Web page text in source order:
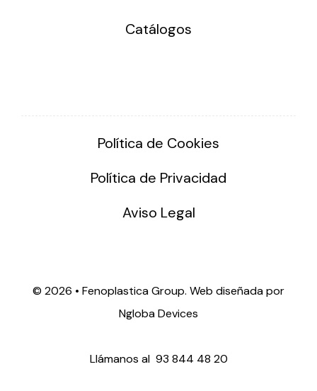
Catálogos
Política de Cookies
Política de Privacidad
Aviso Legal
© 2026 • Fenoplastica Group. Web diseñada por
Ngloba Devices
Llámanos al 93 844 48 20